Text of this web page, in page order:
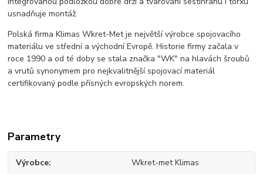
usnadňuje montáž.
Polská firma Klimas Wkret-Met je největší výrobce spojovacího
materiálu ve střední a východní Evropě. Historie firmy začala v
roce 1990 a od té doby se stala značka "WK" na hlavách šroubů
a vrutů synonymem pro nejkvalitnější spojovací materiál
certifikovaný podle přísných evropských norem.
Parametry
Výrobce Wkret-met Klimas